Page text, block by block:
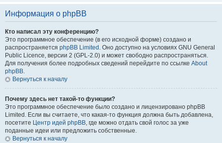
Информация о phpBB
Кто написал эту конференцию?
Это программное обеспечение (в его исходной форме) создано и
распространяется phpBB Limited . Оно доступно на условиях GNU General
Public Licence, версии 2 (GPL-2.0) и может свободно распространяться.
Для получения более подробных сведений перейдите по ссылке About
phpBB.
Вернуться к началу
Почему здесь нет такой-то функции?
Это программное обеспечение было создано и лицензировано phpBB
Limited. Если вы считаете, что какая-то функция должна быть добавлена,
посетите Центр идей phpBB, где можно отдать свой голос за уже
поданные идеи или предложить собственные.
Вернуться к началу